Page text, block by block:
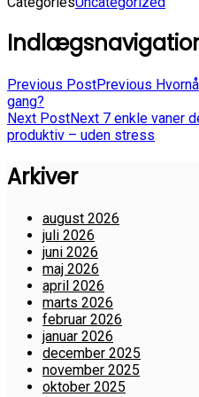
Previous PostPrevious
gang?
Next PostNext 7 enkle vaner
produktiv – uden stress
Arkiver
august 2026
juli 2026
juni 2026
maj 2026
april 2026
marts 2026
februar 2026
januar 2026
december 2025
november 2025
oktober 2025